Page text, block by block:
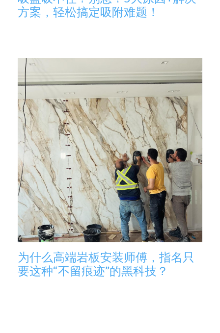
方案，轻松搞定吸附难题！
为什么高端岩板安装师傅，指名只
要这种“不留痕迹”的黑科技？